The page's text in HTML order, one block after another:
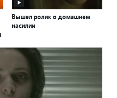
Вышел ролик о домашнем
насилии